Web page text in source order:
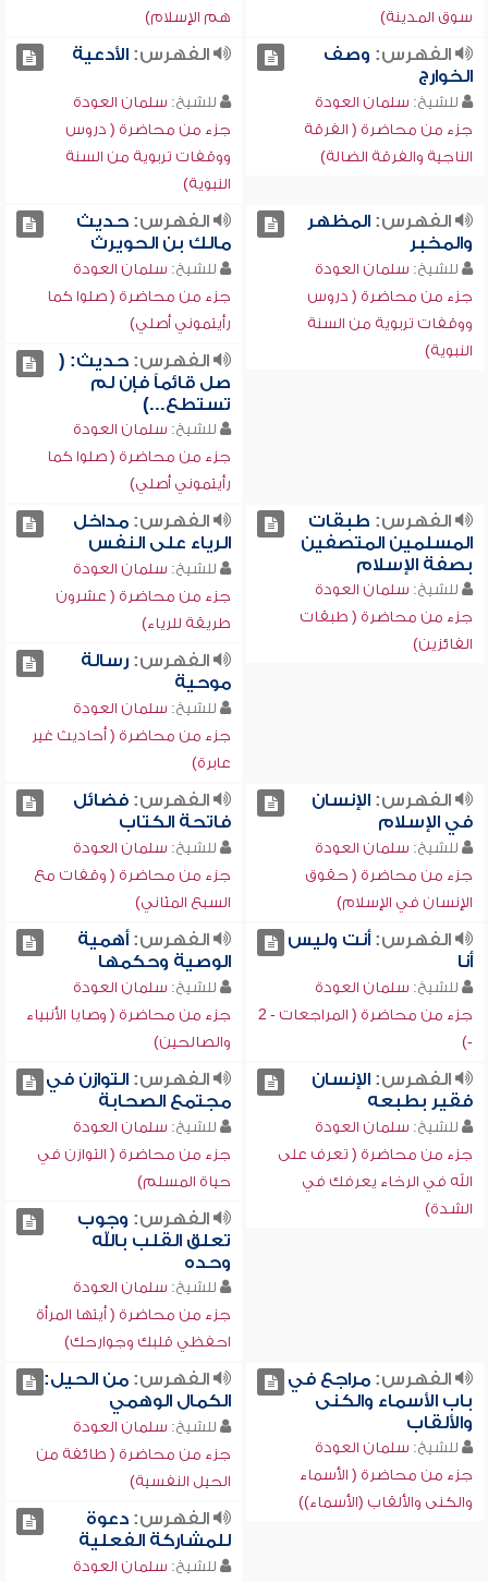
سوق المدينة)
هم الإسلام)
الفهرس: وصف
الخوارج
للشيخ: سلمان العودة
جزء من محاضرة ( الفرقة
الناجية والفرقة الضالة)
الفهرس:الأدعية
للشيخ: سلمان العودة
جزء من محاضرة ( دروس
ووقفات تربوية من السنة
النبوية)
الفهرس:المظهر
والمخبر
للشيخ: سلمان العودة
جزء من محاضرة ( دروس
ووقفات تربوية من السنة
النبوية)
الفهرس:حديث
مالك بن الحويرث
للشيخ: سلمان العودة
جزء من محاضرة ( صلوا كما
رأيتموني أصلي)
الفهرس:حديث: (
صل قائماً فإن لم
تستطع...)
للشيخ: سلمان العودة
جزء من محاضرة ( صلوا كما
رأيتموني أصلي)
الفهرس: طبقات
المسلمين المتصفين
بصفة الإسلام
للشيخ: سلمان العودة
جزء من محاضرة ( طبقات
الفائزين)
الفهرس:مداخل
الرياء على النفس
للشيخ: سلمان العودة
جزء من محاضرة ( عشرون
طريقة للرياء)
الفهرس:رسالة
موحية
للشيخ: سلمان العودة
جزء من محاضرة ( أحاديث غير
عابرة)
الفهرس:الإنسان
في الإسلام
للشيخ: سلمان العودة
جزء من محاضرة ( حقوق
الإنسان في الإسلام)
الفهرس:فضائل
فاتحة الكتاب
للشيخ: سلمان العودة
جزء من محاضرة ( وقفات مع
السبع المثاني)
الفهرس:أنت وليس
أنا
للشيخ: سلمان العودة
جزء من محاضرة ( المراجعات - 2
-)
الفهرس:أهمية
الوصية وحكمها
للشيخ: سلمان العودة
جزء من محاضرة ( وصايا الأنبياء
والصالحين)
الفهرس:الإنسان
فقير بطبعه
للشيخ: سلمان العودة
جزء من محاضرة ( تعرف على
الله في الرخاء يعرفك في
الشدة)
الفهرس:التوازن في
مجتمع الصحابة
للشيخ: سلمان العودة
جزء من محاضرة ( التوازن في
حياة المسلم)
الفهرس: وجوب
تعلق القلب بالله
وحده
للشيخ: سلمان العودة
جزء من محاضرة ( أيتها المرأة
احفظي قلبك وجوارحك)
الفهرس:مراجع في
باب الأسماء والكنى
والألقاب
للشيخ: سلمان العودة
جزء من محاضرة ( الأسماء
والكنى والألقاب (الأسماء))
الفهرس:من الحيل:
الكمال الوهمي
للشيخ: سلمان العودة
جزء من محاضرة ( طائفة من
الحيل النفسية)
الفهرس:دعوة
للمشاركة الفعلية
للشيخ: سلمان العودة